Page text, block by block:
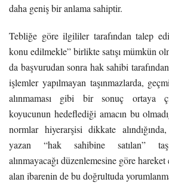
daha geniş bir anlama sahiptir.
Tebliğe göre ilgililer tarafından talep
konu edilmekle” birlikte satışı mümkün
da başvurudan sonra hak sahibi
işlemler yapılmayan taşınmazlarda,
alınmaması gibi bir sonuç ortaya
koyucunun hedeflediği amacın bu
normlar hiyerarşisi dikkate
yazan “hak sahibine satılan”
alınmayacağı düzenlemesine göre
alan ibarenin de bu doğrultuda